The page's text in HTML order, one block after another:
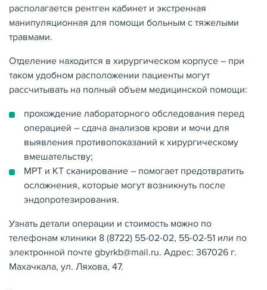
располагается рентген кабинет и экстренная
манипуляционная для помощи больным с тяжелыми
травмами.
Отделение находится в хирургическом корпусе – при
таком удобном расположении пациенты могут
рассчитывать на полный объем медицинской помощи:
прохождение лабораторного обследования перед
операцией – сдача анализов крови и мочи для
выявления противопоказаний к хирургическому
вмешательству;
МРТ и КТ сканирование – помогает предотвратить
осложнения, которые могут возникнуть после
эндопротезирования.
Узнать детали операции и стоимость можно по
телефонам клиники 8 (8722) 55-02-02, 55-02-51 или по
электронной почте gbyrkb@mail.ru. Адрес: 367026 г.
Махачкала, ул. Ляхова, 47.